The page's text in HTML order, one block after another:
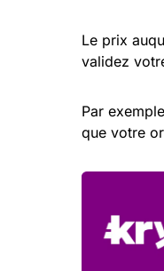
Le prix
validez
Par
que votre